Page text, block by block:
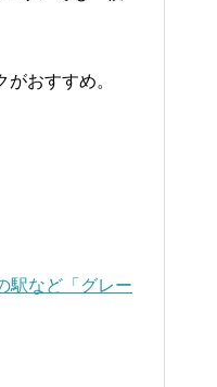
おすすめ。
駅など「グレー